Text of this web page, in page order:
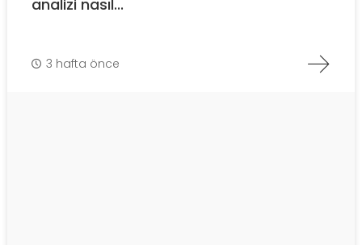
analizi nasıl...
3 hafta önce